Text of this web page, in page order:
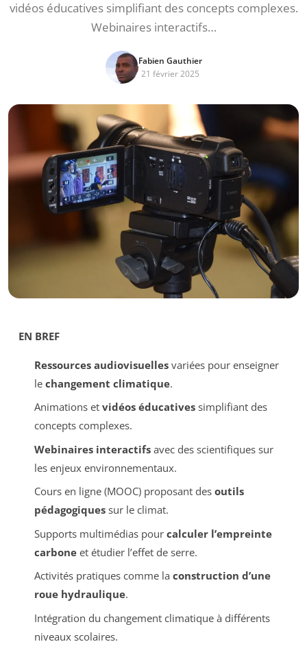
vidéos éducatives simplifiant des concepts complexes.
Webinaires interactifs…
Fabien Gauthier
21 février 2025
EN BREF
Ressources audiovisuellesvariées pour enseigner
le changement climatique.
Animations et vidéos éducativessimplifiant des
concepts complexes.
Webinaires interactifsavec des scientifiques sur
les enjeux environnementaux.
Cours en ligne (MOOC) proposant des outils
pédagogiquessur le climat.
Supports multimédias pour calculer l’empreinte
carboneet étudier l’effet de serre.
Activités pratiques comme la construction d’une
roue hydraulique.
Intégration du changement climatique à différents
niveaux scolaires.